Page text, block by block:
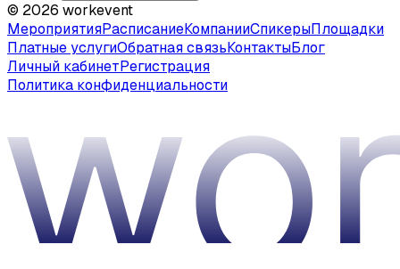
© 2026 workevent
МероприятияРасписаниеКомпанииСпикерыПлощадки
Платные услугиОбратная связьКонтактыБлог
Личный кабинетРегистрация
Политика конфиденциальности